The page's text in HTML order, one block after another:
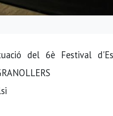
del 6è Festival